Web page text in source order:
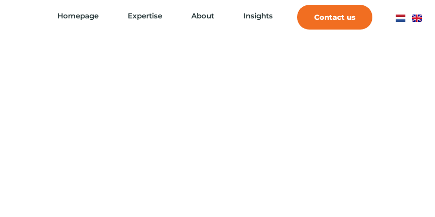
Homepage Expertise About Insights Contact us